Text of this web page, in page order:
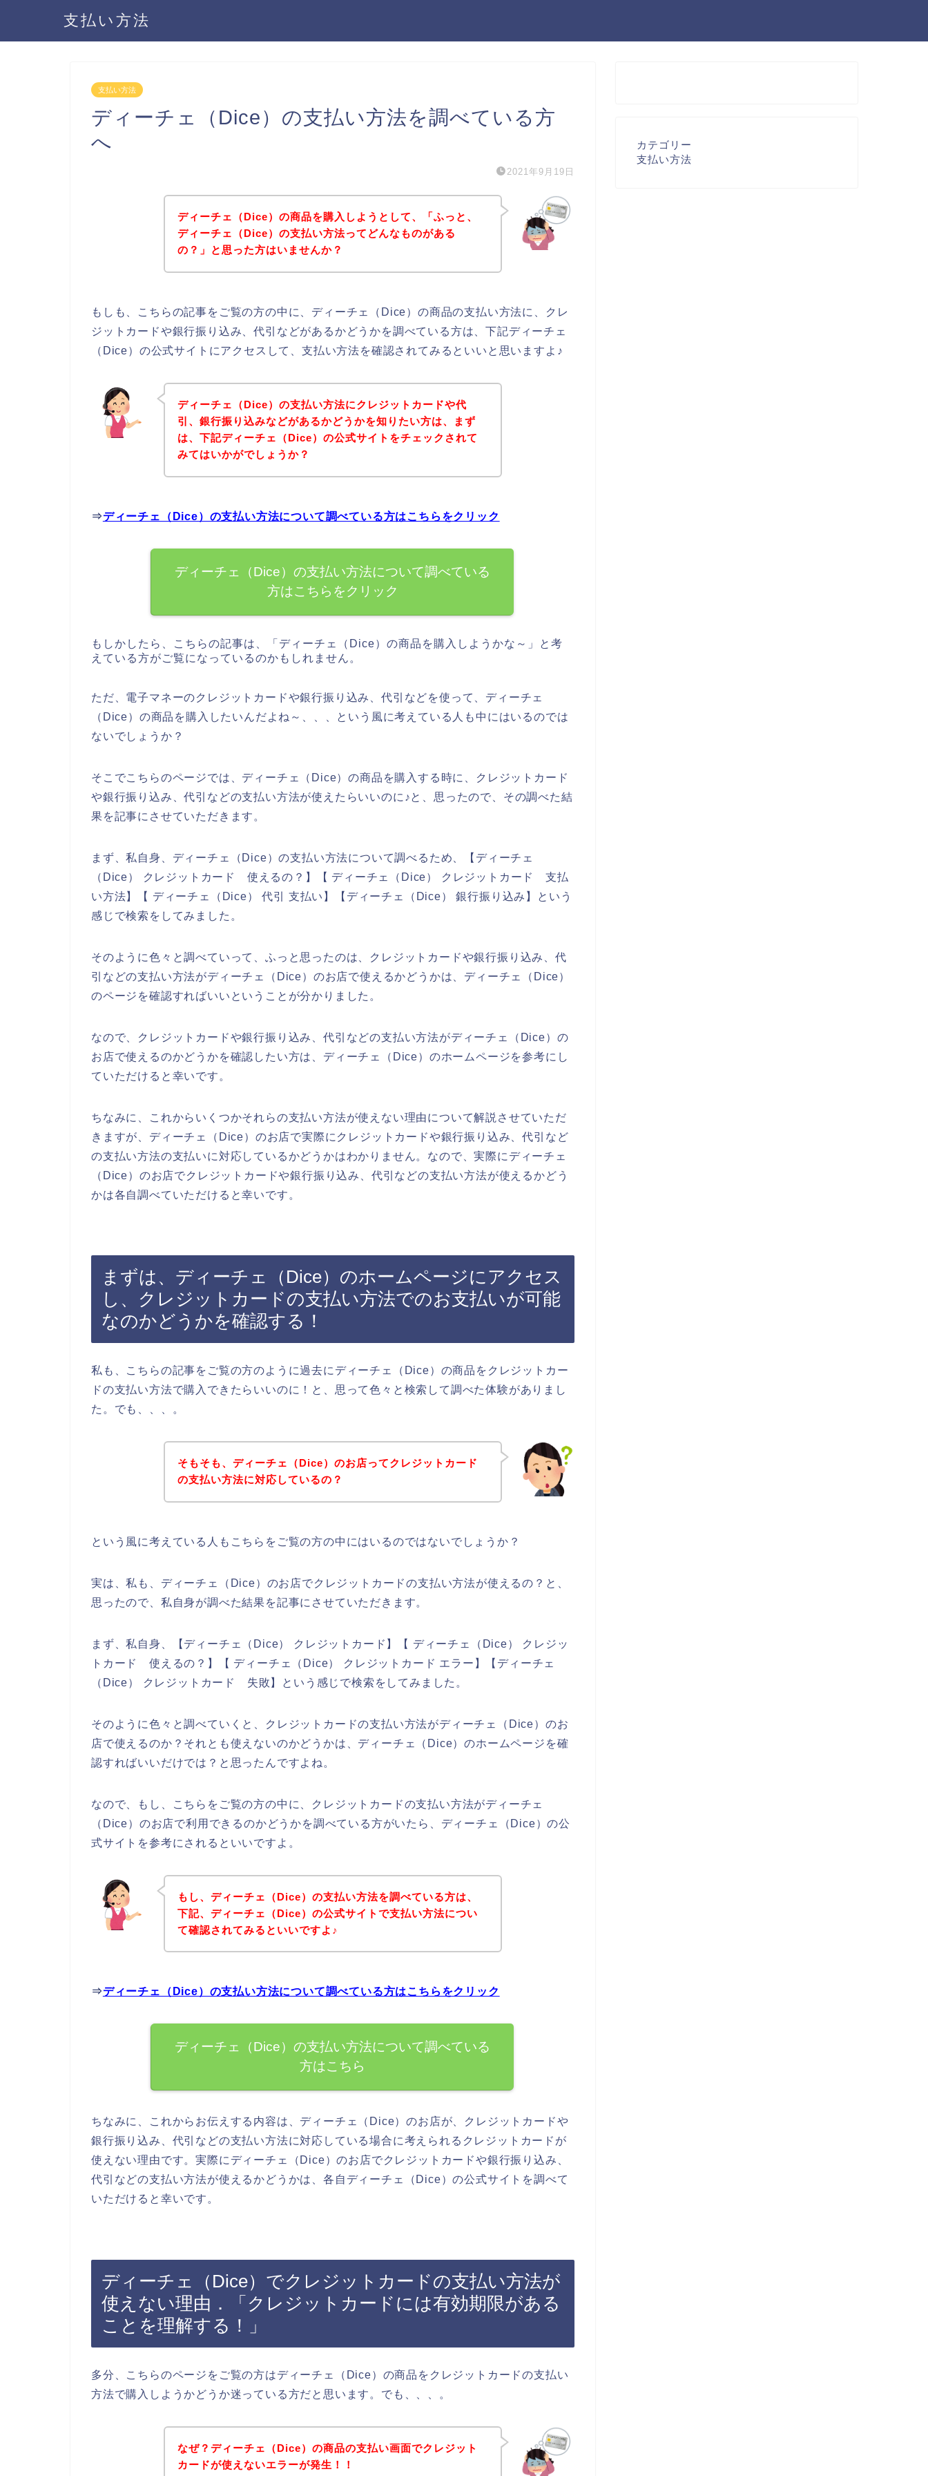
支払い方法
支払い方法
ディーチェ（Dice）の支払い方法を調べている方
へ
2021年9月19日
ディーチェ（Dice）の商品を購入しようとして、「ふっと、
ディーチェ（Dice）の支払い方法ってどんなものがある
の？」と思った方はいませんか？
もしも、こちらの記事をご覧の方の中に、ディーチェ（Dice）の商品の支払い方法に、クレ
ジットカードや銀行振り込み、代引などがあるかどうかを調べている方は、下記ディーチェ
（Dice）の公式サイトにアクセスして、支払い方法を確認されてみるといいと思いますよ♪
ディーチェ（Dice）の支払い方法にクレジットカードや代
引、銀行振り込みなどがあるかどうかを知りたい方は、まず
は、下記ディーチェ（Dice）の公式サイトをチェックされて
みてはいかがでしょうか？
⇒ディーチェ（Dice）の支払い方法について調べている方はこちらをクリック
ディーチェ（Dice）の支払い方法について調べている
方はこちらをクリック
もしかしたら、こちらの記事は、「ディーチェ（Dice）の商品を購入しようかな～」と考
えている方がご覧になっているのかもしれません。
ただ、電子マネーのクレジットカードや銀行振り込み、代引などを使って、ディーチェ
（Dice）の商品を購入したいんだよね～、、、という風に考えている人も中にはいるのでは
ないでしょうか？
そこでこちらのページでは、ディーチェ（Dice）の商品を購入する時に、クレジットカード
や銀行振り込み、代引などの支払い方法が使えたらいいのに♪と、思ったので、その調べた結
果を記事にさせていただきます。
まず、私自身、ディーチェ（Dice）の支払い方法について調べるため、【ディーチェ
（Dice） クレジットカード 使えるの？】【 ディーチェ（Dice） クレジットカード 支払
い方法】【 ディーチェ（Dice） 代引 支払い】【ディーチェ（Dice） 銀行振り込み】という
感じで検索をしてみました。
そのように色々と調べていって、ふっと思ったのは、クレジットカードや銀行振り込み、代
引などの支払い方法がディーチェ（Dice）のお店で使えるかどうかは、ディーチェ（Dice）
のページを確認すればいいということが分かりました。
なので、クレジットカードや銀行振り込み、代引などの支払い方法がディーチェ（Dice）の
お店で使えるのかどうかを確認したい方は、ディーチェ（Dice）のホームページを参考にし
ていただけると幸いです。
ちなみに、これからいくつかそれらの支払い方法が使えない理由について解説させていただ
きますが、ディーチェ（Dice）のお店で実際にクレジットカードや銀行振り込み、代引など
の支払い方法の支払いに対応しているかどうかはわかりません。なので、実際にディーチェ
（Dice）のお店でクレジットカードや銀行振り込み、代引などの支払い方法が使えるかどう
かは各自調べていただけると幸いです。
まずは、ディーチェ（Dice）のホームページにアクセス
し、クレジットカードの支払い方法でのお支払いが可能
なのかどうかを確認する！
私も、こちらの記事をご覧の方のように過去にディーチェ（Dice）の商品をクレジットカー
ドの支払い方法で購入できたらいいのに！と、思って色々と検索して調べた体験がありまし
た。でも、、、。
そもそも、ディーチェ（Dice）のお店ってクレジットカード
の支払い方法に対応しているの？
という風に考えている人もこちらをご覧の方の中にはいるのではないでしょうか？
実は、私も、ディーチェ（Dice）のお店でクレジットカードの支払い方法が使えるの？と、
思ったので、私自身が調べた結果を記事にさせていただきます。
まず、私自身、【ディーチェ（Dice） クレジットカード】【 ディーチェ（Dice） クレジッ
トカード 使えるの？】【 ディーチェ（Dice） クレジットカード エラー】【ディーチェ
（Dice） クレジットカード 失敗】という感じで検索をしてみました。
そのように色々と調べていくと、クレジットカードの支払い方法がディーチェ（Dice）のお
店で使えるのか？それとも使えないのかどうかは、ディーチェ（Dice）のホームページを確
認すればいいだけでは？と思ったんですよね。
なので、もし、こちらをご覧の方の中に、クレジットカードの支払い方法がディーチェ
（Dice）のお店で利用できるのかどうかを調べている方がいたら、ディーチェ（Dice）の公
式サイトを参考にされるといいですよ。
もし、ディーチェ（Dice）の支払い方法を調べている方は、
下記、ディーチェ（Dice）の公式サイトで支払い方法につい
て確認されてみるといいですよ♪
⇒ディーチェ（Dice）の支払い方法について調べている方はこちらをクリック
ディーチェ（Dice）の支払い方法について調べている
方はこちら
ちなみに、これからお伝えする内容は、ディーチェ（Dice）のお店が、クレジットカードや
銀行振り込み、代引などの支払い方法に対応している場合に考えられるクレジットカードが
使えない理由です。実際にディーチェ（Dice）のお店でクレジットカードや銀行振り込み、
代引などの支払い方法が使えるかどうかは、各自ディーチェ（Dice）の公式サイトを調べて
いただけると幸いです。
ディーチェ（Dice）でクレジットカードの支払い方法が
使えない理由．「クレジットカードには有効期限がある
ことを理解する！」
多分、こちらのページをご覧の方はディーチェ（Dice）の商品をクレジットカードの支払い
方法で購入しようかどうか迷っている方だと思います。でも、、、。
なぜ？ディーチェ（Dice）の商品の支払い画面でクレジット
カードが使えないエラーが発生！！
カテゴリー
支払い方法